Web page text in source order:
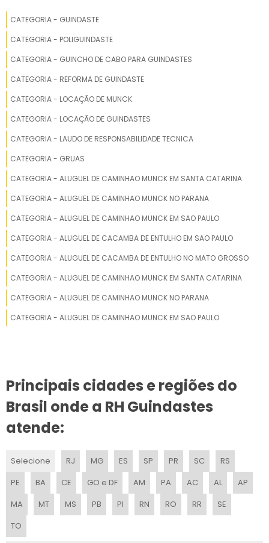
CAMINHÃO POLIGUINDASTE À VENDA
CAMINHÃO POLIGUINDASTE BROOKS
CAMINHÃO POLIGUINDASTE ARTICULADO
CAMINHÃO POLIGUINDASTE
POLIGUINDASTE ARTICULADO A VENDA
POLIGUINDASTE TRIPLO
POLIGUINDASTE DUPLO ARTICULADO GRIMALDI
CAMINHÃO POLIGUINDASTE SIMPLES
POLIGUINDASTE SIMPLES
POLIGUINDASTE BH
POLIGUINDASTE BASCULANDO
POLIGUINDASTE FABRICANTE
CATEGORIA - GUINDASTE
CATEGORIA - POLIGUINDASTE
CATEGORIA - GUINCHO DE CABO PARA GUINDASTES
CATEGORIA - REFORMA DE GUINDASTE
CATEGORIA - LOCAÇÃO DE MUNCK
CATEGORIA - LOCAÇÃO DE GUINDASTES
CATEGORIA - LAUDO DE RESPONSABILIDADE TECNICA
CATEGORIA - GRUAS
CATEGORIA - ALUGUEL DE CAMINHAO MUNCK EM SANTA CATARINA
CATEGORIA - ALUGUEL DE CAMINHAO MUNCK NO PARANA
CATEGORIA - ALUGUEL DE CAMINHAO MUNCK EM SAO PAULO
CATEGORIA - ALUGUEL DE CACAMBA DE ENTULHO EM SAO PAULO
CATEGORIA - ALUGUEL DE CACAMBA DE ENTULHO NO MATO GROSSO
CATEGORIA - ALUGUEL DE CAMINHAO MUNCK EM SANTA CATARINA
CATEGORIA - ALUGUEL DE CAMINHAO MUNCK NO PARANA
CATEGORIA - ALUGUEL DE CAMINHAO MUNCK EM SAO PAULO
Principais cidades e regiões do
Brasil onde a RH Guindastes
atende:
Selecione RJ MG ES SP PR SC
RS
PE
BA CE GO e DF AM PA AC AL
AP
MA
MT MS PB PI RN RO RR
SE
TO